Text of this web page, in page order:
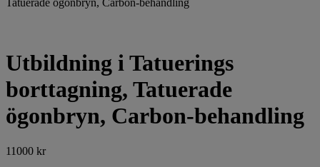
Tatuerade ögonbryn, Carbon-behandling
Utbildning i Tatuerings
borttagning, Tatuerade
ögonbryn, Carbon-behandling
11000 kr